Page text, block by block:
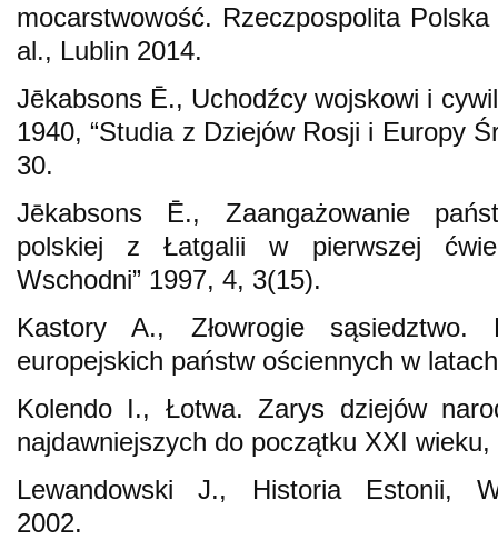
mocarstwowość. Rzeczpospolita
al., Lublin 2014.
Jēkabsons Ē., Uchodźcy wojskowi i
1940, “Studia z Dziejów Rosji i Europy
30.
Jēkabsons Ē., Zaangażowanie
polskiej z Łatgalii w pierwszej
Wschodni” 1997, 4, 3(15).
Kastory A., Złowrogie sąsiedztwo.
europejskich państw ościennych w
Kolendo I., Łotwa. Zarys dziejów
najdawniejszych do początku XXI
Lewandowski J., Historia Estonii,
2002.